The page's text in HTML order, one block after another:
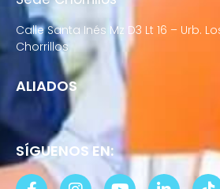
Calle Santa Inés Mz D3 Lt 16 – Urb.
Chorrillos
ALIADOS
SÍGUENOS EN: